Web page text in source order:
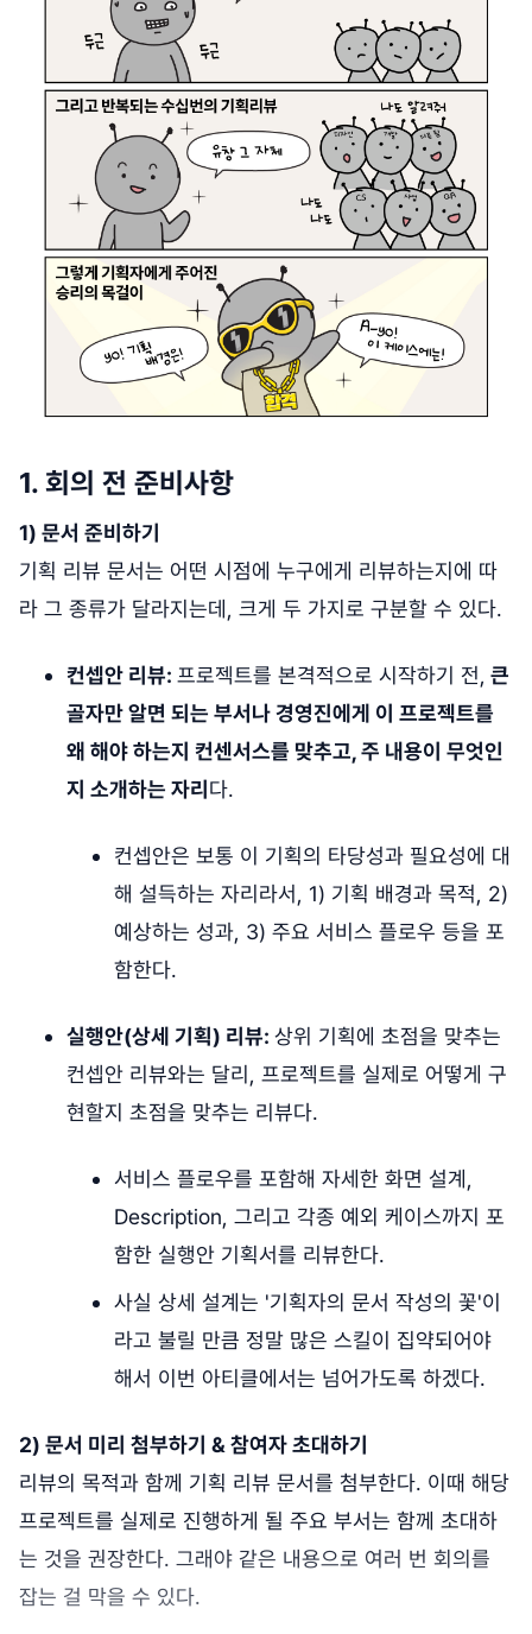
1. 회의 전 준비사항
1) 문서 준비하기
기획 리뷰 문서는 어떤 시점에 누구에게 리뷰하는지에 따
라 그 종류가 달라지는데, 크게 두 가지로 구분할 수 있다.
컨셉안 리뷰: 프로젝트를 본격적으로 시작하기 전, 큰
골자만 알면 되는 부서나 경영진에게 이 프로젝트를
왜 해야 하는지 컨센서스를 맞추고, 주 내용이 무엇인
지 소개하는 자리 다.
컨셉안은 보통 이 기획의 타당성과 필요성에 대
해 설득하는 자리라서, 1) 기획 배경과 목적, 2)
예상하는 성과, 3) 주요 서비스 플로우 등을 포
함한다.
실행안(상세 기획) 리뷰: 상위 기획에 초점을 맞추는
컨셉안 리뷰와는 달리, 프로젝트를 실제로 어떻게 구
현할지 초점을 맞추는 리뷰다.
서비스 플로우를 포함해 자세한 화면 설계,
Description, 그리고 각종 예외 케이스까지 포
함한 실행안 기획서를 리뷰한다.
사실 상세 설계는 '기획자의 문서 작성의 꽃'이
라고 불릴 만큼 정말 많은 스킬이 집약되어야
해서 이번 아티클에서는 넘어가도록 하겠다.
2) 문서 미리 첨부하기 & 참여자 초대하기
리뷰의 목적과 함께 기획 리뷰 문서를 첨부한다. 이때 해당
프로젝트를 실제로 진행하게 될 주요 부서는 함께 초대하
는 것을 권장한다. 그래야 같은 내용으로 여러 번 회의를
잡는 걸 막을 수 있다.